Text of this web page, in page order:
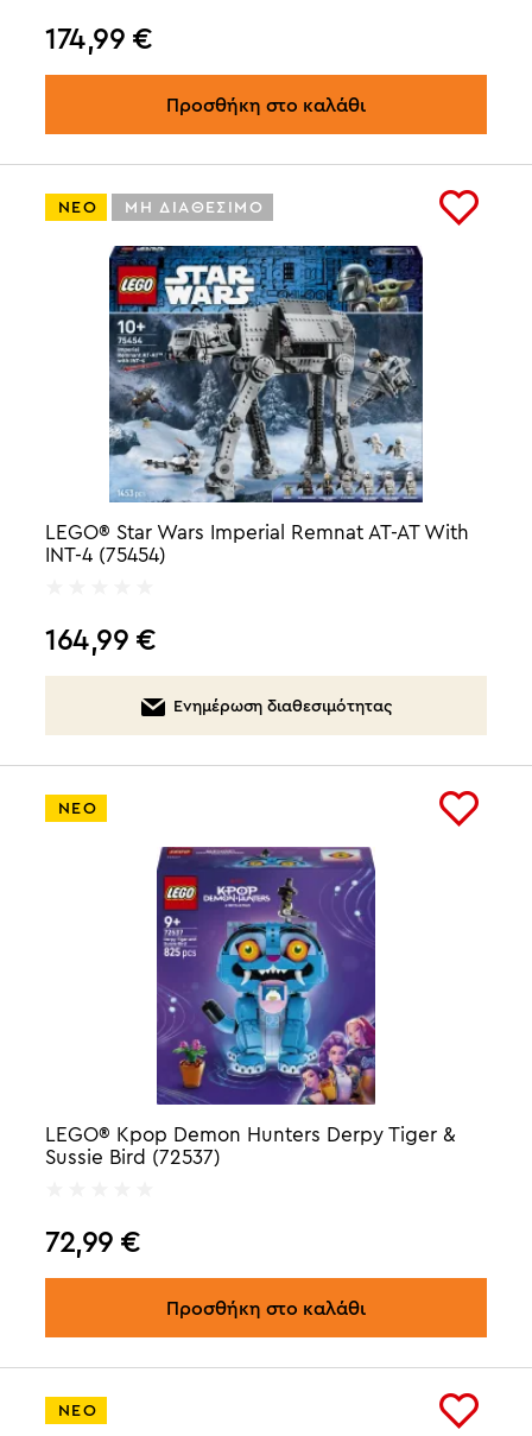
174,99 €
Προσθήκη στο καλάθι
ΝΕΟ ΜΗ ΔΙΑΘΕΣΙΜΟ
LEGO® Star Wars Imperial Remnat AT-AT With
INT-4 (75454)
164,99 €
Ενημέρωση διαθεσιμότητας
ΝΕΟ
LEGO® Kpop Demon Hunters Derpy Tiger &
Sussie Bird (72537)
72,99 €
Προσθήκη στο καλάθι
ΝΕΟ